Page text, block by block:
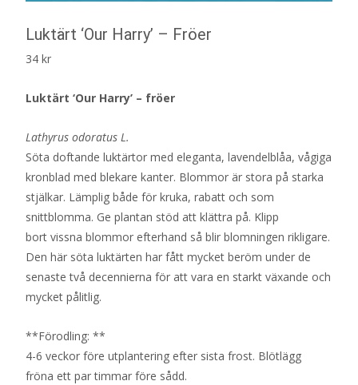
Luktärt ‘Our Harry’ – Fröer
34 kr
Luktärt ‘Our Harry’ – fröer
Lathyrus odoratus L.
Söta doftande luktärtor med eleganta, lavendelblåa, vågiga
kronblad med blekare kanter. Blommor är stora på starka
stjälkar. Lämplig både för kruka, rabatt och som
snittblomma. Ge plantan stöd att klättra på. Klipp
bort vissna blommor efterhand så blir blomningen rikligare.
Den här söta luktärten har fått mycket beröm under de
senaste två decennierna för att vara en starkt växande och
mycket pålitlig.
**Förodling: **
4-6 veckor före utplantering efter sista frost. Blötlägg
fröna ett par timmar före sådd.